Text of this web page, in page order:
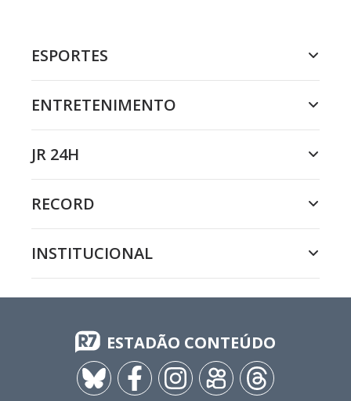
ESPORTES
ENTRETENIMENTO
JR 24H
RECORD
INSTITUCIONAL
ESTADÃO CONTEÚDO